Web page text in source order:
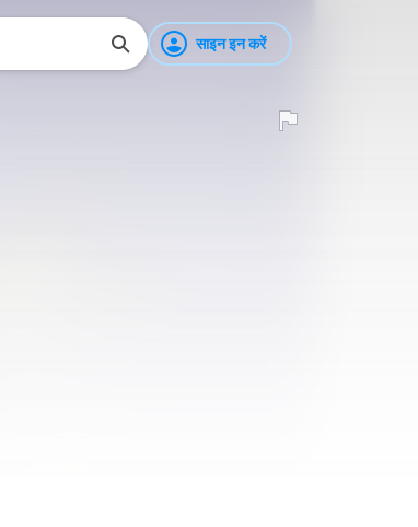
साइन इन करें